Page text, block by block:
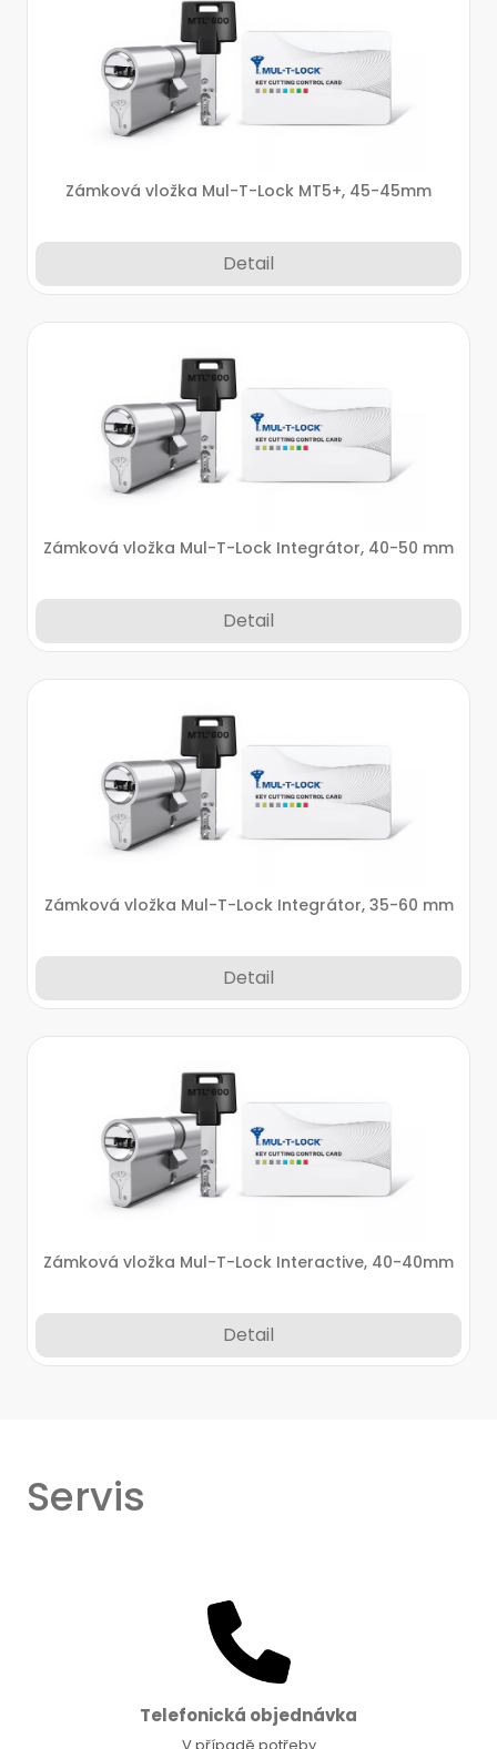
Zámková vložka Mul-T-Lock MT5+, 45-45mm
Detail
Zámková vložka Mul-T-Lock Integrátor, 40-50 mm
Detail
Zámková vložka Mul-T-Lock Integrátor, 35-60 mm
Detail
Zámková vložka Mul-T-Lock Interactive, 40-40mm
Detail
Servis
Telefonická objednávka